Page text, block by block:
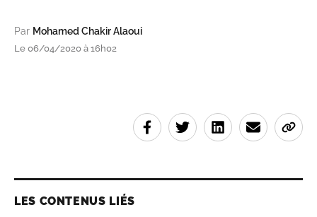
Par Mohamed Chakir Alaoui
Le 06/04/2020 à 16h02
LES CONTENUS LIÉS